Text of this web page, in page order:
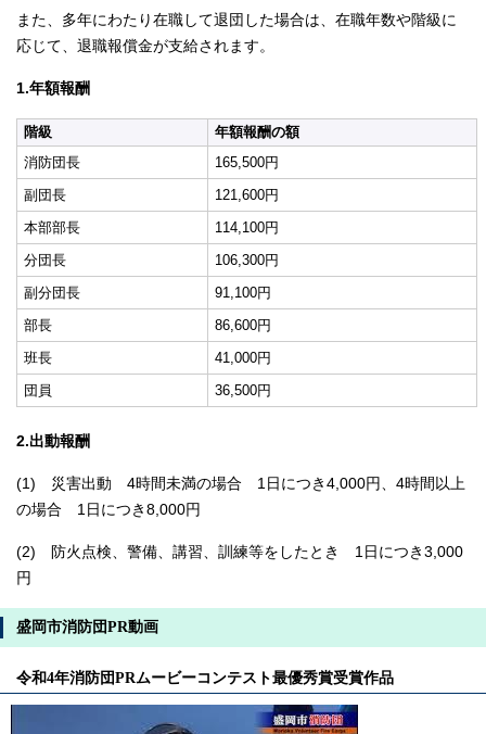
また、多年にわたり在職して退団した場合は、在職年数や階級に
応じて、退職報償金が支給されます。
1.年額報酬
階級
年額報酬の額
消防団長
165,500円
副団長
121,600円
本部部長
114,100円
分団長
106,300円
副分団長
91,100円
部長
86,600円
班長
41,000円
団員
36,500円
2.出動報酬
(1) 災害出動 4時間未満の場合 1日につき4,000円、4時間以上
の場合 1日につき8,000円
(2) 防火点検、警備、講習、訓練等をしたとき 1日につき3,000
円
盛岡市消防団PR動画
令和4年消防団PRムービーコンテスト最優秀賞受賞作品